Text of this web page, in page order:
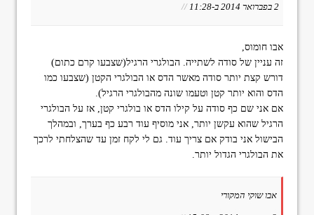
2 בפברואר 2014 ב-11:28 //
אבו חומוס,
זה עניין של סודה לשתייה. הבולגרי הרגיל(שצבעו קרם כתום)
דורש קצת יותר סודה מאשר הדס או הבולגרי הקטן (שצבעו כמו
הדס והוא יותר קטן וטעמו שונה מהבולגרי הרגיל).
אם אני שם כף סודה על קילו הדס או בולגרי קטן, אז על הבולגרי
הרגיל שהוא עקשן יותר, אני מוסיף עוד רבע כף בערך, ובמהלך
הבישול אני בודק אם צריך עוד. גם לי לקח זמן עד שהצלחתי לרכך
את הבולגרי הגדול יותר.
אבו שוקי המקורי